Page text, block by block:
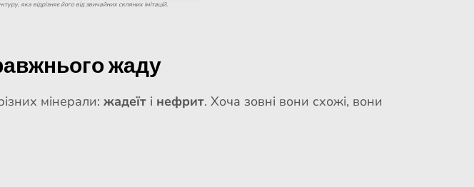
яка відрізняє його від звичайних скляних імітацій.
жаду
мінерали: жадеїті нефрит. Хоча зовні вони схожі, вони